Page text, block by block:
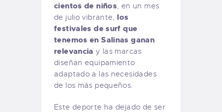
cientos de niños, en un mes
de julio vibrante, los
festivales de surf que
tenemos en Salinas ganan
relevancia y las marcas
diseñan equipamiento
adaptado a las necesidades
de los más pequeños.
Este deporte ha dejado de ser